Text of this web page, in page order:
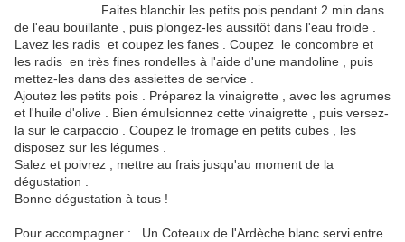
Faites blanchir les petits pois pendant 2 min dans
de l'eau bouillante , puis plongez-les aussitôt dans l'eau froide .
Lavez les radis et coupez les fanes . Coupez le concombre et
les radis en très fines rondelles à l'aide d'une mandoline , puis
mettez-les dans des assiettes de service .
Ajoutez les petits pois . Préparez la vinaigrette , avec les agrumes
et l'huile d'olive . Bien émulsionnez cette vinaigrette , puis versez-
la sur le carpaccio . Coupez le fromage en petits cubes , les
disposez sur les légumes .
Salez et poivrez , mettre au frais jusqu'au moment de la
dégustation .
Bonne dégustation à tous !
Pour accompagner : Un Coteaux de l'Ardèche blanc servi entre